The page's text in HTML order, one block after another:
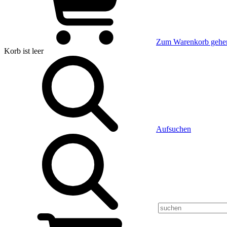
Zum Warenkorb
Korb ist leer
Aufsuchen